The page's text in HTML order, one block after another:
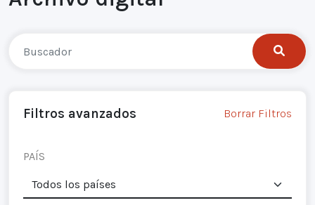
Filtros avanzados Borrar Filtros
PAÍS